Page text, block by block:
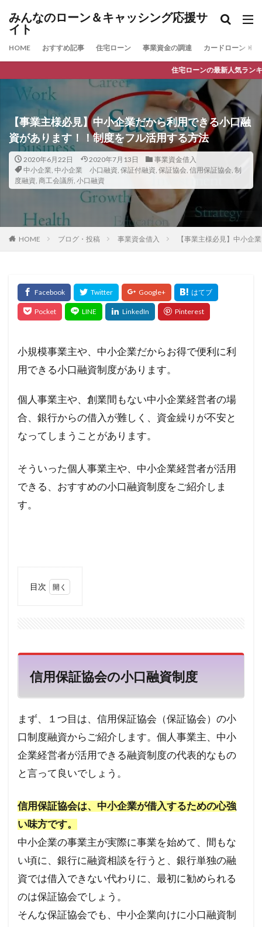
みんなのローン＆キャッシング応援サ
イト
HOME おすすめ記事 住宅ローン 事業資金の調達 カードローン
住宅ローンの最新人気ランキング
【事業主様必見】中小企業だから利用できる小口融
資があります！！制度をフル活用する方法
2020年6月22日 2020年7月13日
事業資金借入
中小企業, 中小企業 小口融資, 保証付融資, 保証協会, 信用保証協会, 制
度融資, 商工会議所, 小口融資
HOME ブログ・投稿 事業資金借入 【事業主様必見】中小企
小規模事業主や、中小企業だからお得で便利に利
用できる小口融資制度があります。
個人事業主や、創業間もない中小企業経営者の場
合、銀行からの借入が難しく、資金繰りが不安と
なってしまうことがあります。
そういった個人事業主や、中小企業経営者が活用
できる、おすすめの小口融資制度をご紹介しま
す。
目次
口融
度
企業
方
1.2
小口
零細
保証
制度
1.3
都道
県・
市区
町村
にも
ある
1.4
信用保証協会の小口融資制度
まず、１つ目は、信用保証協会（保証協会）の小
口制度融資からご紹介します。個人事業主、中小
企業経営者が活用できる融資制度の代表的なもの
と言って良いでしょう。
信用保証協会は、中小企業が借入するための心強
い味方です。
中小企業の事業主が実際に事業を始めて、間もな
い頃に、銀行に融資相談を行うと、銀行単独の融
資では借入できない代わりに、最初に勧められる
のは保証協会でしょう。
そんな保証協会でも、中小企業向けに小口融資制